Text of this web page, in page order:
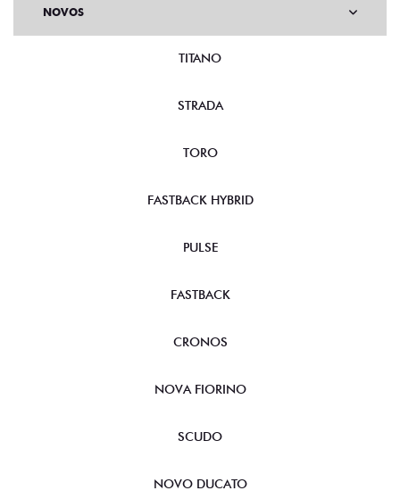
NOVOS
TITANO
STRADA
TORO
FASTBACK HYBRID
PULSE
FASTBACK
CRONOS
NOVA FIORINO
SCUDO
NOVO DUCATO